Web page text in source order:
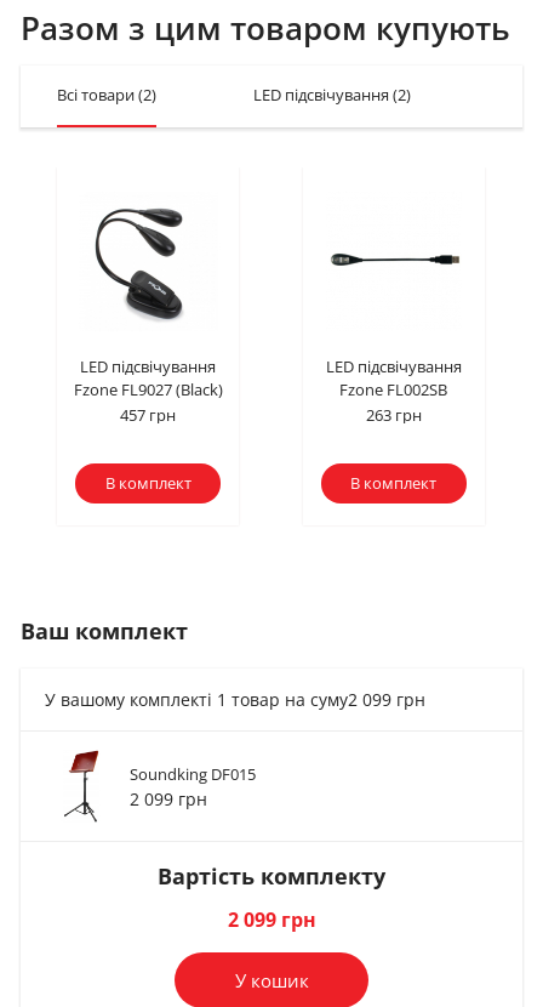
Разом з цим товаром купують
Всі товари(2) LED підсвічування (2)
LED підсвічування
Fzone FL9027 (Black)
457 грн
В комплект
LED підсвічування
Fzone FL002SB
263 грн
В комплект
LED підсвічування
Fzone FL9027 (Black)
Ваш комплект
У вашому комплекті 1 товар на суму2 099 грн
Soundking DF015
2 099 грн
Вартість комплекту
2 099 грн
У кошик